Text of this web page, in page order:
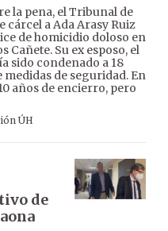
la pena, el Tribunal de
cárcel a Ada Arasy Ruiz
de homicidio doloso en
Cañete. Su ex esposo, el
sido condenado a 18
medidas de seguridad. En
años de encierro, pero
ÚH
de